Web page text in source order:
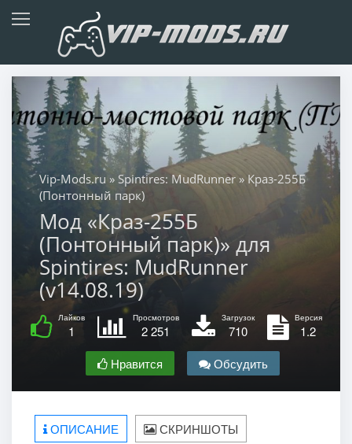
Vip-Mods.ru » Spintires: MudRunner» Краз-255Б
(Понтонный парк)
Мод «Краз-255Б
(Понтонный парк)» для
Spintires: MudRunner
(v14.08.19)
Лайков
1
Просмотров
2 251
Загрузок
710
Версия
1.2
Нравится
Обсудить
ОПИСАНИЕ СКРИНШОТЫ